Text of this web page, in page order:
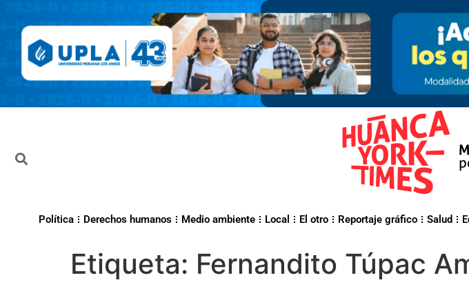
Política Derechos humanos Medio ambiente Local El otro Reportaje gráfico Salud
Etiqueta: Fernandito Túpac